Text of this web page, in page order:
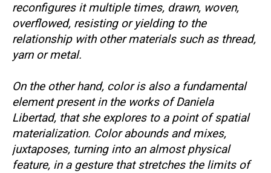
reconfigures it multiple times, drawn, woven,
overflowed, resisting or yielding to the
relationship with other materials such as thread,
yarn or metal.
On the other hand, color is also a fundamental
element present in the works of Daniela
Libertad, that she explores to a point of spatial
materialization. Color abounds and mixes,
juxtaposes, turning into an almost physical
feature, in a gesture that stretches the limits of